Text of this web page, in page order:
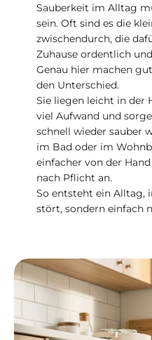
Sauberkeit im Alltag
sein. Oft sind es die
zwischendurch, die
Zuhause ordentlich
Genau hier machen
den Unterschied.
Sie liegen leicht in der
viel Aufwand und
schnell wieder sauber
im Bad oder im
einfacher von der
nach Pflicht an.
So entsteht ein Alltag,
stört, sondern einfach